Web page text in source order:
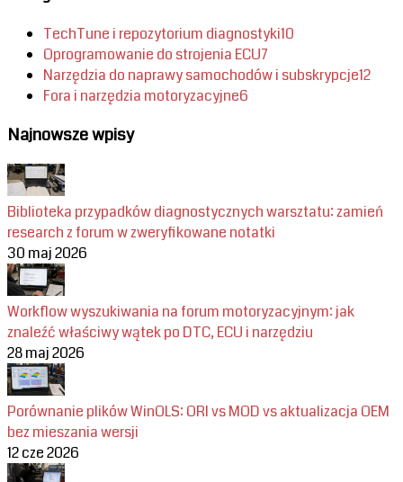
TechTune i repozytorium diagnostyki10
Oprogramowanie do strojenia ECU7
Narzędzia do naprawy samochodów i subskrypcje12
Fora i narzędzia motoryzacyjne6
Najnowsze wpisy
Biblioteka przypadków diagnostycznych warsztatu: zamień
research z forum w zweryfikowane notatki
30 maj 2026
Workflow wyszukiwania na forum motoryzacyjnym: jak
znaleźć właściwy wątek po DTC, ECU i narzędziu
28 maj 2026
Porównanie plików WinOLS: ORI vs MOD vs aktualizacja OEM
bez mieszania wersji
12 cze 2026